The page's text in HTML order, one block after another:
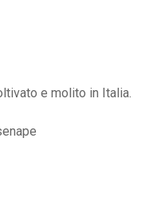
e molito in Italia.